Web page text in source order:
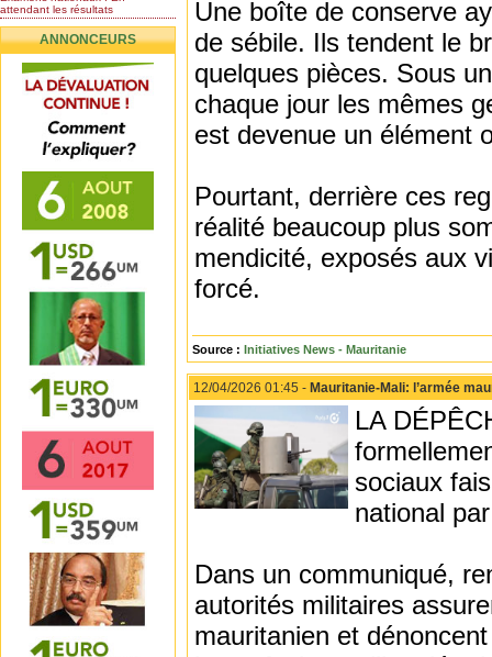
attendant les résultats
Nomination de l’Honorable Diye
Ba au poste de...
Mauritanie : les résultats du
baccalauréat 2026...
Mauritanie : Les 10 premiers au
BEPC 2026
Un syndicat de l’enseignement
rejette la...
ANNONCEURS
Une boîte de conserve
de sébile. Ils tendent le
quelques pièces. Sous
chaque jour les mêmes
est devenue un élément
Pourtant, derrière ces
réalité beaucoup plus
mendicité, exposés aux
forcé.
Source : Initiatives News - Mauritanie
12/04/2026 01:45 - Mauritanie-Mali: l’armée
LA
sociaux
national
Dans un communiqué,
autorités militaires
mauritanien et